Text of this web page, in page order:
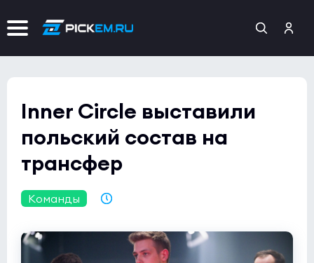
Inner Circle выставили
польский состав на
трансфер
Команды